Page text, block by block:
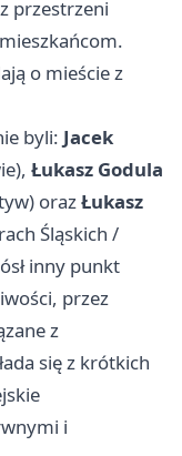
przestrzeni
o mieście z
byli: Jacek
Łukasz Godula
orazŁukasz
Śląskich /
inny punkt
przez
z
się z krótkich
i